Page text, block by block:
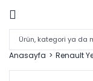
Anasayfa Renault